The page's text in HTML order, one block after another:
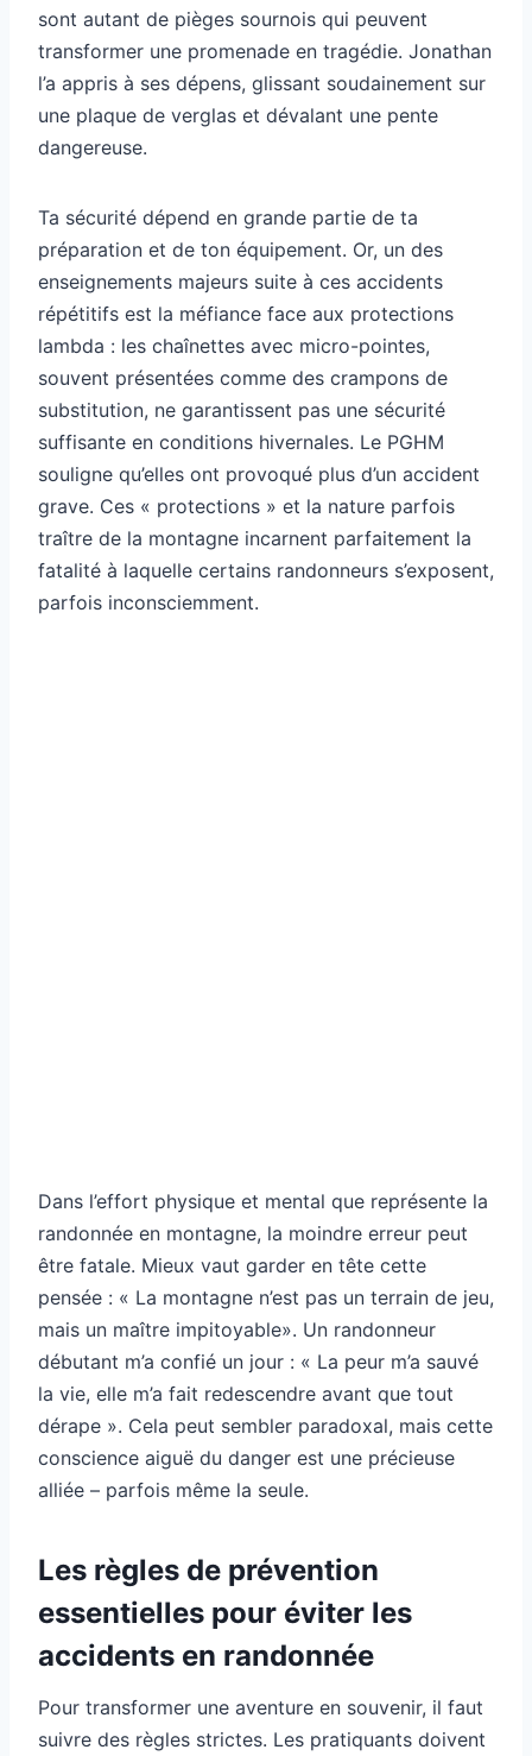
sont autant de pièges sournois qui peuvent
transformer une promenade en tragédie. Jonathan
l’a appris à ses dépens, glissant soudainement sur
une plaque de verglas et dévalant une pente
dangereuse.
Ta sécurité dépend en grande partie de ta
préparation et de ton équipement. Or, un des
enseignements majeurs suite à ces accidents
répétitifs est la méfiance face aux protections
lambda : les chaînettes avec micro-pointes,
souvent présentées comme des crampons de
substitution, ne garantissent pas une sécurité
suffisante en conditions hivernales. Le PGHM
souligne qu’elles ont provoqué plus d’un accident
grave. Ces « protections » et la nature parfois
traître de la montagne incarnent parfaitement la
fatalité à laquelle certains randonneurs s’exposent,
parfois inconsciemment.
Dans l’effort physique et mental que représente la
randonnée en montagne, la moindre erreur peut
être fatale. Mieux vaut garder en tête cette
pensée : « La montagne n’est pas un terrain de jeu,
mais un maître impitoyable». Un randonneur
débutant m’a confié un jour : « La peur m’a sauvé
la vie, elle m’a fait redescendre avant que tout
dérape ». Cela peut sembler paradoxal, mais cette
conscience aiguë du danger est une précieuse
alliée – parfois même la seule.
Les règles de prévention
essentielles pour éviter les
accidents en randonnée
Pour transformer une aventure en souvenir, il faut
suivre des règles strictes. Les pratiquants doivent